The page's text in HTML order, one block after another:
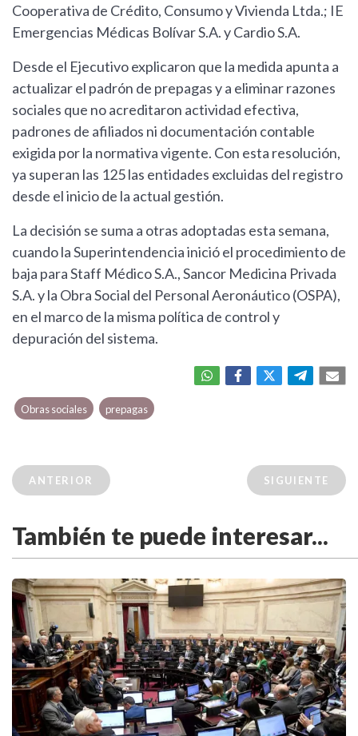
Cooperativa de Crédito, Consumo y Vivienda Ltda.; IE
Emergencias Médicas Bolívar S.A. y Cardio S.A.
Desde el Ejecutivo explicaron que la medida apunta a
actualizar el padrón de prepagas y a eliminar razones
sociales que no acreditaron actividad efectiva,
padrones de afiliados ni documentación contable
exigida por la normativa vigente. Con esta resolución,
ya superan las 125 las entidades excluidas del registro
desde el inicio de la actual gestión.
La decisión se suma a otras adoptadas esta semana,
cuando la Superintendencia inició el procedimiento de
baja para Staff Médico S.A., Sancor Medicina Privada
S.A. y la Obra Social del Personal Aeronáutico (OSPA),
en el marco de la misma política de control y
depuración del sistema.
Obras sociales prepagas
ANTERIOR SIGUIENTE
También te puede interesar...